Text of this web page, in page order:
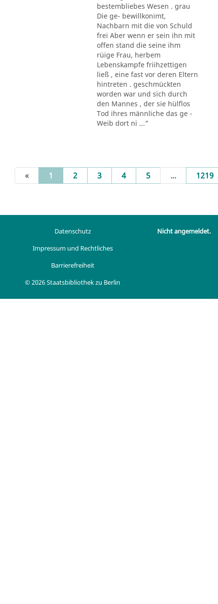
bestembliebes Wesen . grau
Die ge- bewillkonimt,
Nachbarn mit die von Schuld
frei Aber wenn er sein ihn mit
offen stand die seine ihm
rüige Frau, herbem
Lebenskampfe friihzettigen
ließ , eine fast vor deren Eltern
hintreten . geschmückten
worden war und sich durch
den Mannes , der sie hülflos
Tod ihres männliche das ge -
Weib dort ni ..."
« 1 (current)
2 3 4 5 ... 1219
Datenschutz
Impressum und Rechtliches
Barrierefreiheit
© 2026 Staatsbibliothek zu Berlin
Nicht angemeldet.